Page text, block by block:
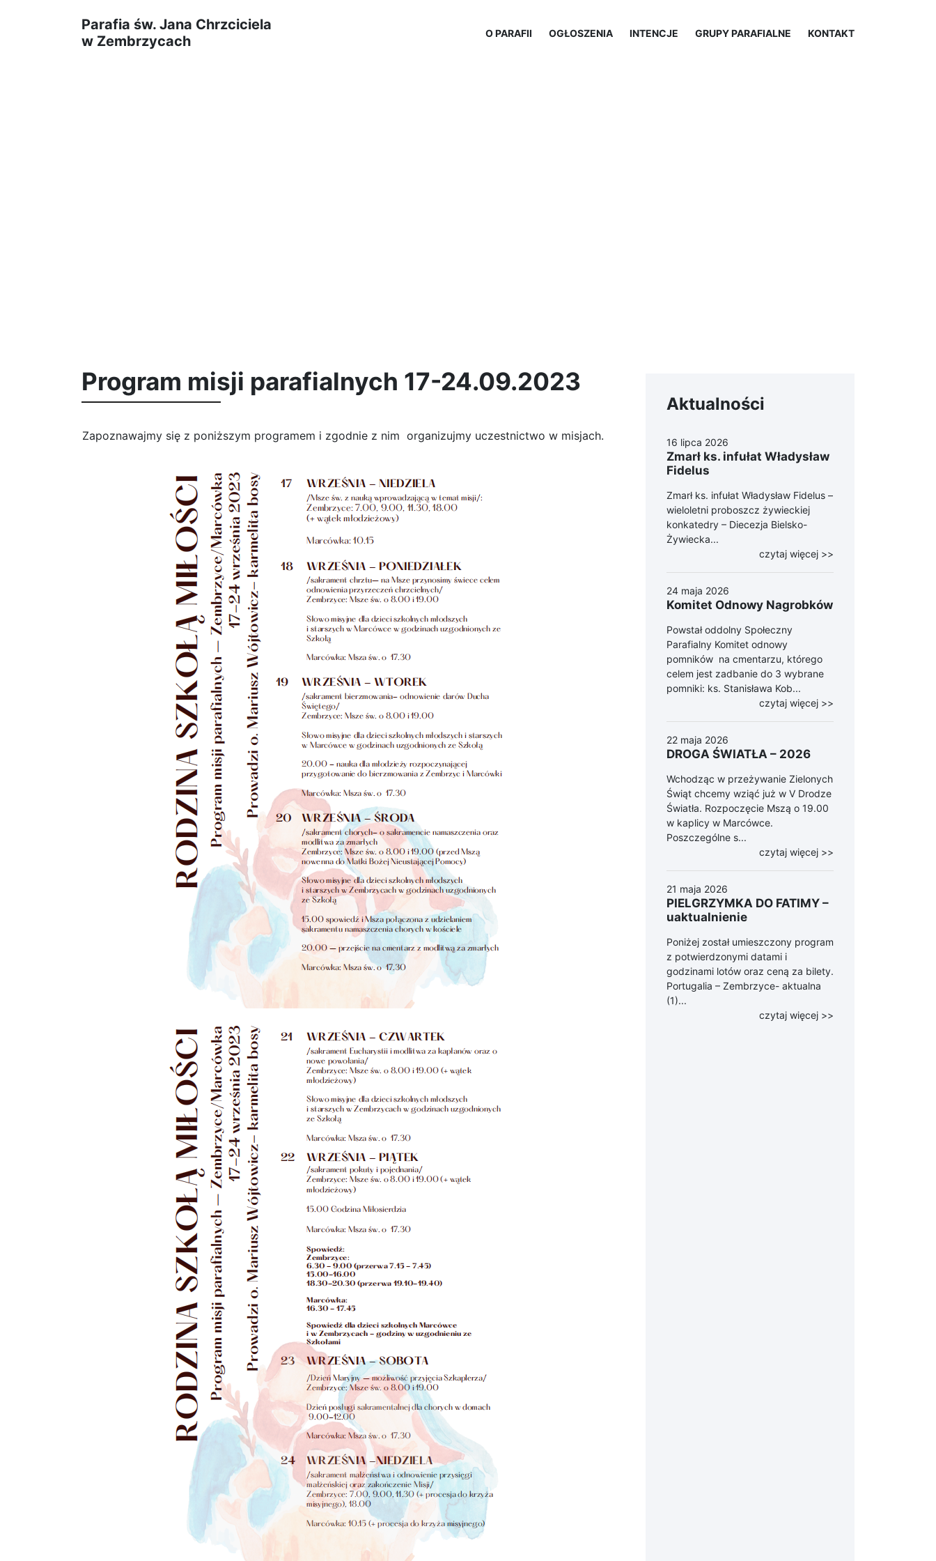
Parafia św. Jana Chrzciciela
w Zembrzycach
O PARAFII OGŁOSZENIA INTENCJE GRUPY PARAFIALNE KONTAKT
Program misji parafialnych 17-24.09.2023
Zapoznawajmy się z poniższym programem i zgodnie z nim organizujmy uczestnictwo w misjach.
Aktualności
16 lipca 2026
Zmarł ks. infułat Władysław
Fidelus
Zmarł ks. infułat Władysław Fidelus –
wieloletni proboszcz żywieckiej
konkatedry – Diecezja Bielsko-
Żywiecka...
czytaj więcej >>
24 maja 2026
Komitet Odnowy Nagrobków
Powstał oddolny Społeczny
Parafialny Komitet odnowy
pomników na cmentarzu, którego
celem jest zadbanie do 3 wybrane
pomniki: ks. Stanisława Kob...
czytaj więcej >>
22 maja 2026
DROGA ŚWIATŁA – 2026
Wchodząc w przeżywanie Zielonych
Świąt chcemy wziąć już w V Drodze
Światła. Rozpoczęcie Mszą o 19.00
w kaplicy w Marcówce.
Poszczególne s...
czytaj więcej >>
21 maja 2026
PIELGRZYMKA DO FATIMY –
uaktualnienie
Poniżej został umieszczony program
z potwierdzonymi datami i
godzinami lotów oraz ceną za bilety.
Portugalia – Zembrzyce- aktualna
(1)...
czytaj więcej >>